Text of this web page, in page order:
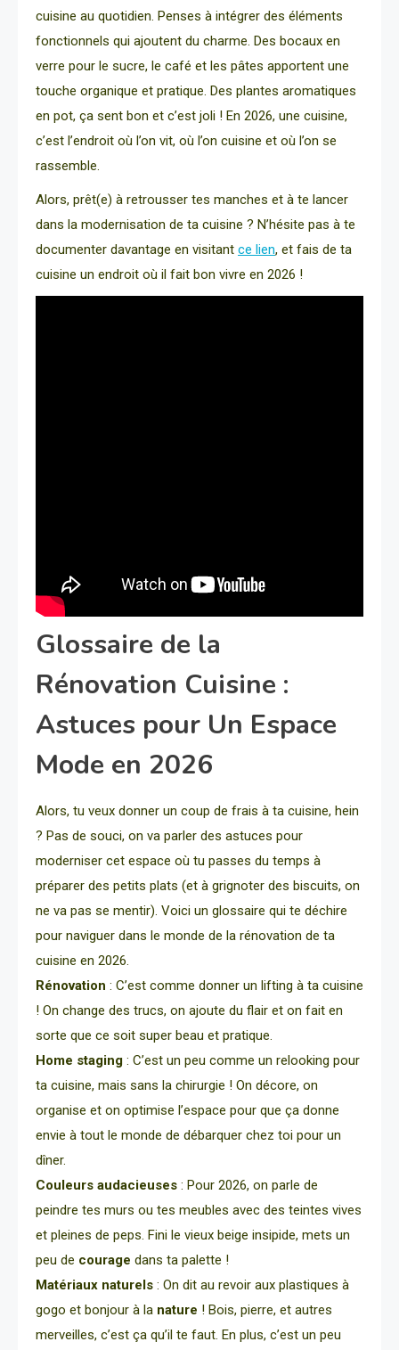
cuisine au quotidien. Penses à intégrer des éléments
fonctionnels qui ajoutent du charme. Des bocaux en
verre pour le sucre, le café et les pâtes apportent une
touche organique et pratique. Des plantes aromatiques
en pot, ça sent bon et c’est joli ! En 2026, une cuisine,
c’est l’endroit où l’on vit, où l’on cuisine et où l’on se
rassemble.
Alors, prêt(e) à retrousser tes manches et à te lancer
dans la modernisation de ta cuisine ? N’hésite pas à te
documenter davantage en visitant ce lien, et fais de ta
cuisine un endroit où il fait bon vivre en 2026 !
Glossaire de la
Rénovation Cuisine :
Astuces pour Un Espace
Mode en 2026
Alors, tu veux donner un coup de frais à ta cuisine, hein
? Pas de souci, on va parler des astuces pour
moderniser cet espace où tu passes du temps à
préparer des petits plats (et à grignoter des biscuits, on
ne va pas se mentir). Voici un glossaire qui te déchire
pour naviguer dans le monde de la rénovation de ta
cuisine en 2026.
Rénovation : C’est comme donner un lifting à ta cuisine
! On change des trucs, on ajoute du flair et on fait en
sorte que ce soit super beau et pratique.
Home staging : C’est un peu comme un relooking pour
ta cuisine, mais sans la chirurgie ! On décore, on
organise et on optimise l’espace pour que ça donne
envie à tout le monde de débarquer chez toi pour un
dîner.
Couleurs audacieuses : Pour 2026, on parle de
peindre tes murs ou tes meubles avec des teintes vives
et pleines de peps. Fini le vieux beige insipide, mets un
peu de courage dans ta palette !
Matériaux naturels : On dit au revoir aux plastiques à
gogo et bonjour à la nature ! Bois, pierre, et autres
merveilles, c’est ça qu’il te faut. En plus, c’est un peu